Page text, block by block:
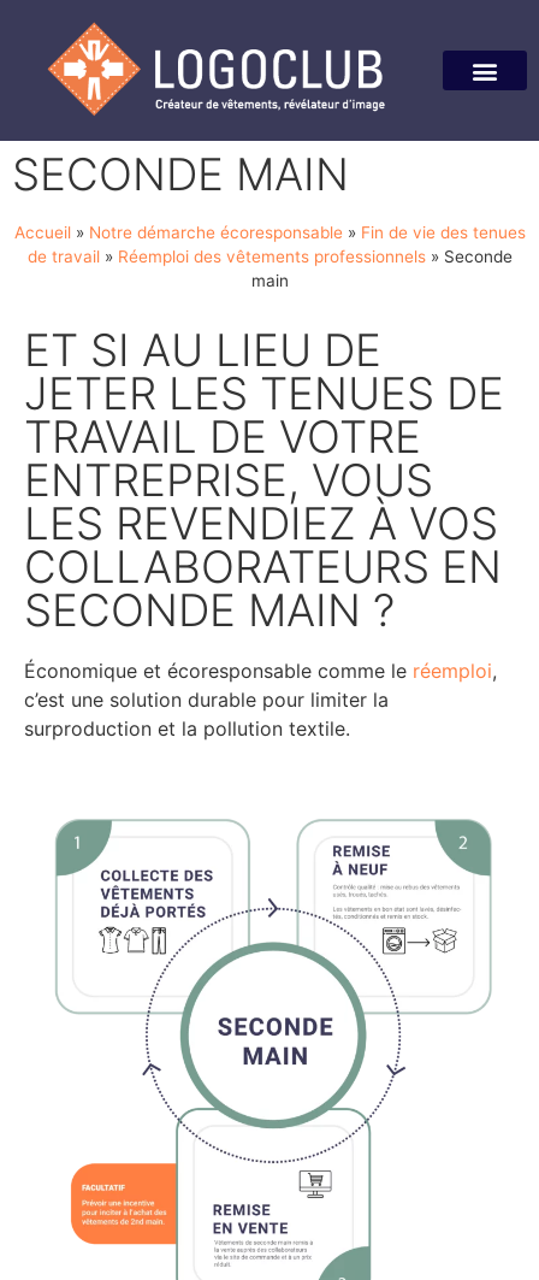
SECONDE MAIN
Accueil» Notre démarche écoresponsable» Fin de vie des tenues
de travail» Réemploi des vêtements professionnels» Seconde
main
ET SI AU LIEU DE
JETER LES TENUES DE
TRAVAIL DE VOTRE
ENTREPRISE, VOUS
LES REVENDIEZ À VOS
COLLABORATEURS EN
SECONDE MAIN ?
Économique et écoresponsable comme le réemploi,
c’est une solution durable pour limiter la
surproduction et la pollution textile.